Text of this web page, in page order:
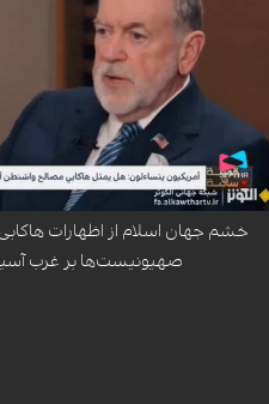
اظهارات جنجالی مایک هاکابی، سفیر
این رژیم بر تمام سرزمین‌های غرب آسیا بر
از خشم در جهان اسلام و حتی انتقاداتی را
خشم جهان اسلام از اظهارات
صهیونیست‌ها بر غرب